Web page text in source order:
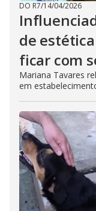
DO R7/14/04/2026
de
ficar com
Mariana Tavares
em